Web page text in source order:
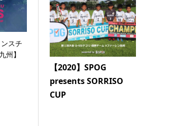
スチ
州】
【2020】SPOG
presents SORRISO
CUP